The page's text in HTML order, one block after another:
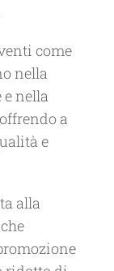
come
nella
nella
a
e
alla